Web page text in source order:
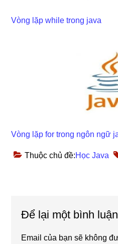
Vòng lặp while trong java
Vòng lặp for trong ngôn ngữ
Thuộc chủ đề:Học Java
Interactions
Để lại một bình luận
Email của bạn sẽ không